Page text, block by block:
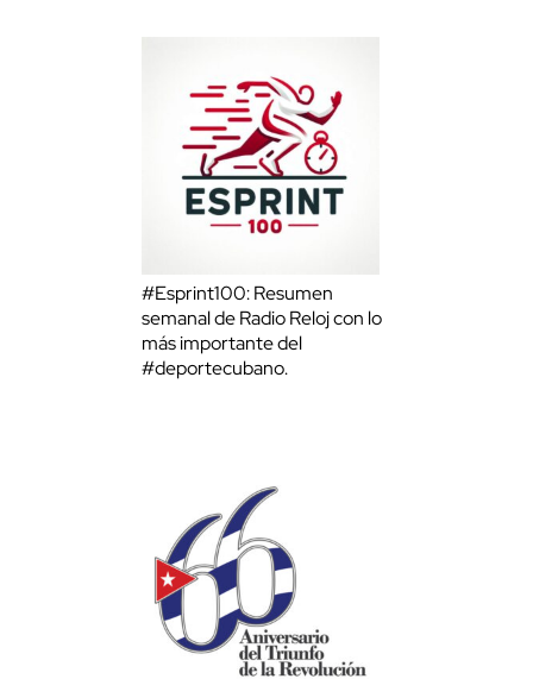
#Esprint100: Resumen
semanal de Radio Reloj con lo
más importante del
#deportecubano.